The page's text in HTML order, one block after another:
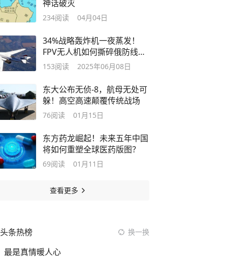
神话破灭
234阅读 04月04日
34%战略轰炸机一夜蒸发！
FPV无人机如何撕碎俄防线？
我们防得住吗
153阅读 2025年06月08日
东大公布无侦-8，航母无处可
躲！高空高速颠覆传统战场
76阅读 01月15日
东方药龙崛起！未来五年中国
将如何重塑全球医药版图？
69阅读 01月11日
查看更多
头条热榜 换一换
最是真情暖人心